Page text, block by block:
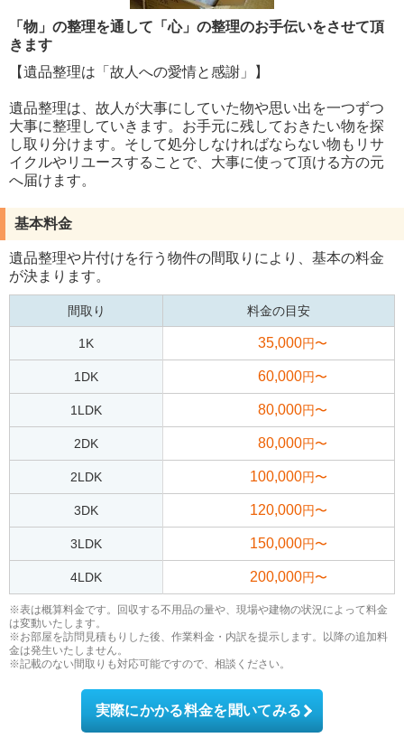
「物」の整理を通して「心」の整理のお手伝いをさせて頂
きます
【遺品整理は「故人への愛情と感謝」】
遺品整理は、故人が大事にしていた物や思い出を一つずつ
大事に整理していきます。お手元に残しておきたい物を探
し取り分けます。そして処分しなければならない物もリサ
イクルやリユースすることで、大事に使って頂ける方の元
へ届けます。
基本料金
遺品整理や片付けを行う物件の間取りにより、基本の料金
が決まります。
間取り 料金の目安
1K 35,000円〜
1DK 60,000円〜
1LDK 80,000円〜
2DK 80,000円〜
2LDK 100,000円〜
3DK 120,000円〜
3LDK 150,000円〜
4LDK 200,000円〜
※表は概算料金です。回収する不用品の量や、現場や建物の状況によって料金
は変動いたします。
※お部屋を訪問見積もりした後、作業料金・内訳を提示します。以降の追加料
金は発生いたしません。
※記載のない間取りも対応可能ですので、相談ください。
実際にかかる料金を聞いてみる